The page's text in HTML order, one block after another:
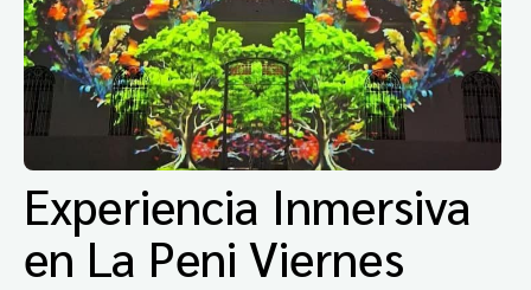
Experiencia Inmersiva
en La Peni Viernes